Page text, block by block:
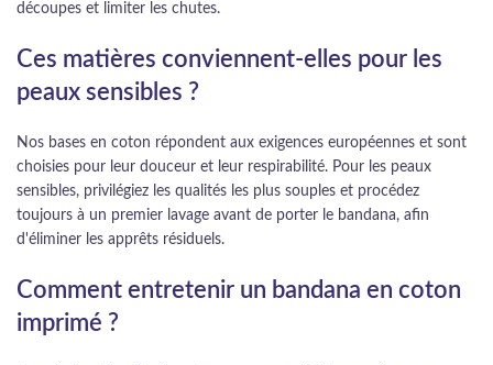
découpes et limiter les chutes.
Ces matières conviennent-elles pour les
peaux sensibles ?
Nos bases en coton répondent aux exigences européennes et sont
choisies pour leur douceur et leur respirabilité. Pour les peaux
sensibles, privilégiez les qualités les plus souples et procédez
toujours à un premier lavage avant de porter le bandana, afin
d'éliminer les apprêts résiduels.
Comment entretenir un bandana en coton
imprimé ?